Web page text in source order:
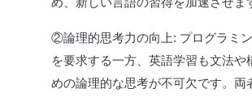
め、新しい言語の習得を加速させま
②論理的思考力の向上: プログラミ
を要求する一方、英語学習も文法や
めの論理的な思考が不可欠です。両